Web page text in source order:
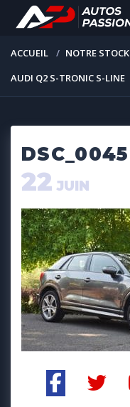
ACCUEIL
NOTRE STOCK
AUDI Q2 S-TRONIC S-LINE
DSC_0045
22 JUIN